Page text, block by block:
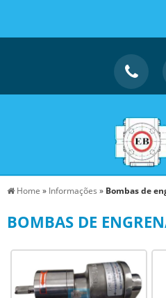
Home » Informações » Bombas de
BOMBAS DE